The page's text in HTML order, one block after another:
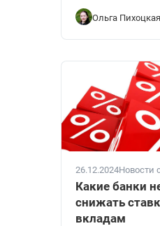
Ольга Пихоцкая
26.12.2024Новости
Какие банки
снижать
вкладам